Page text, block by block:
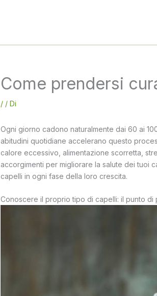
Come prendersi
/ / Di
Ogni giorno cadono naturalmente dai 60 ai
abitudini quotidiane accelerano questo
calore eccessivo, alimentazione scorretta,
accorgimenti per migliorare la salute dei tuoi
capelli in ogni fase della loro crescita.
Conoscere il proprio tipo di capelli: il punto di